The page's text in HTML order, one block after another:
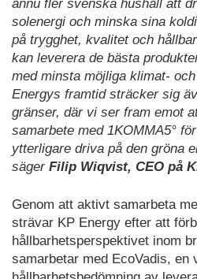
ännu fler svenska hushåll att
solenergi och minska sina
på trygghet, kvalitet och
kan leverera de bästa
med minsta möjliga klimat-
Energys framtid sträcker sig
gränser, där vi ser fram emot
samarbete med 1KOMMA5°
ytterligare driva på den gröna
säger Filip Wiqvist, CEO på
Genom att aktivt samarbeta
strävar KP Energy efter att
hållbarhetsperspektivet inom
samarbetar med EcoVadis, en